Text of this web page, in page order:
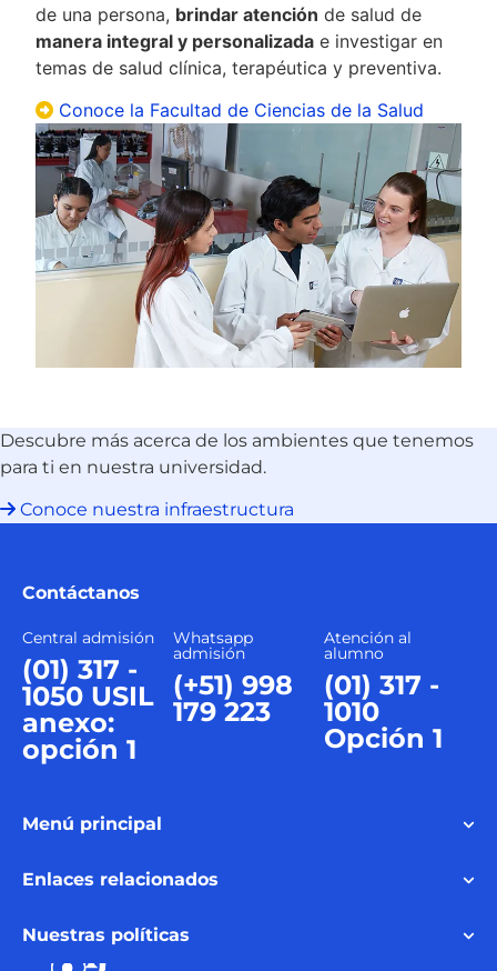
de una persona, brindar atención de salud de
manera integral y personalizada e investigar en
temas de salud clínica, terapéutica y preventiva.
Conoce la Facultad de Ciencias de la Salud
Descubre más acerca de los ambientes que tenemos
para ti en nuestra universidad.
Conoce nuestra infraestructura
Contáctanos
Central admisión
(01) 317 -
1050 USIL
anexo:
opción 1
Whatsapp
admisión
(+51) 998
179 223
Atención al
alumno
(01) 317 -
1010
Opción 1
Menú principal
Enlaces relacionados
Nuestras políticas